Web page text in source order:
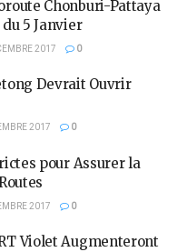
Chonburi-Pattaya
5 Janvier
2017 0
Devrait Ouvrir
2017 0
pour Assurer la
2017 0
Violet Augmenteront